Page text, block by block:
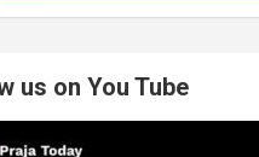
us on You Tube